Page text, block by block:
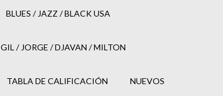
BLUES / JAZZ / BLACK USA
GIL / JORGE / DJAVAN / MILTON
TABLA DE CALIFICACIÓN NUEVOS